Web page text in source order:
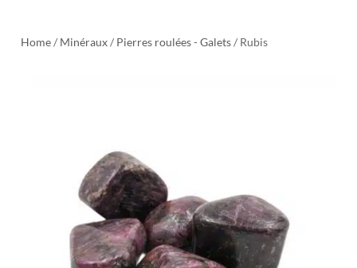
Home/ Minéraux/ Pierres roulées - Galets/ Rubis